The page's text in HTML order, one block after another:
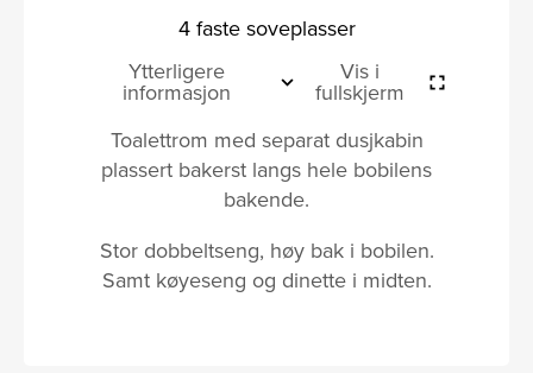
4 faste soveplasser
Ytterligere
informasjon
Vis i
fullskjerm
Toalettrom med separat dusjkabin
plassert bakerst langs hele bobilens
bakende.
Stor dobbeltseng, høy bak i bobilen.
Samt køyeseng og dinette i midten.